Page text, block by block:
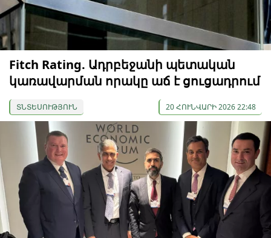
Fitch Rating. Ադրբեջանի պետական
կառավարման որակը աճ է ցուցադրում
ՏՆՏԵՍՈՒԹՅՈՒՆ 20 ՀՈՒՆՎԱՐԻ 2026 22:48